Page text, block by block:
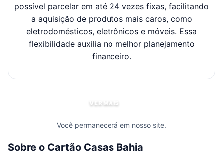
possível parcelar em até 24 vezes fixas, facilitando
a aquisição de produtos mais caros, como
eletrodomésticos, eletrônicos e móveis. Essa
flexibilidade auxilia no melhor planejamento
financeiro.
VER MAIS
Você permanecerá em nosso site.
Sobre o Cartão Casas Bahia